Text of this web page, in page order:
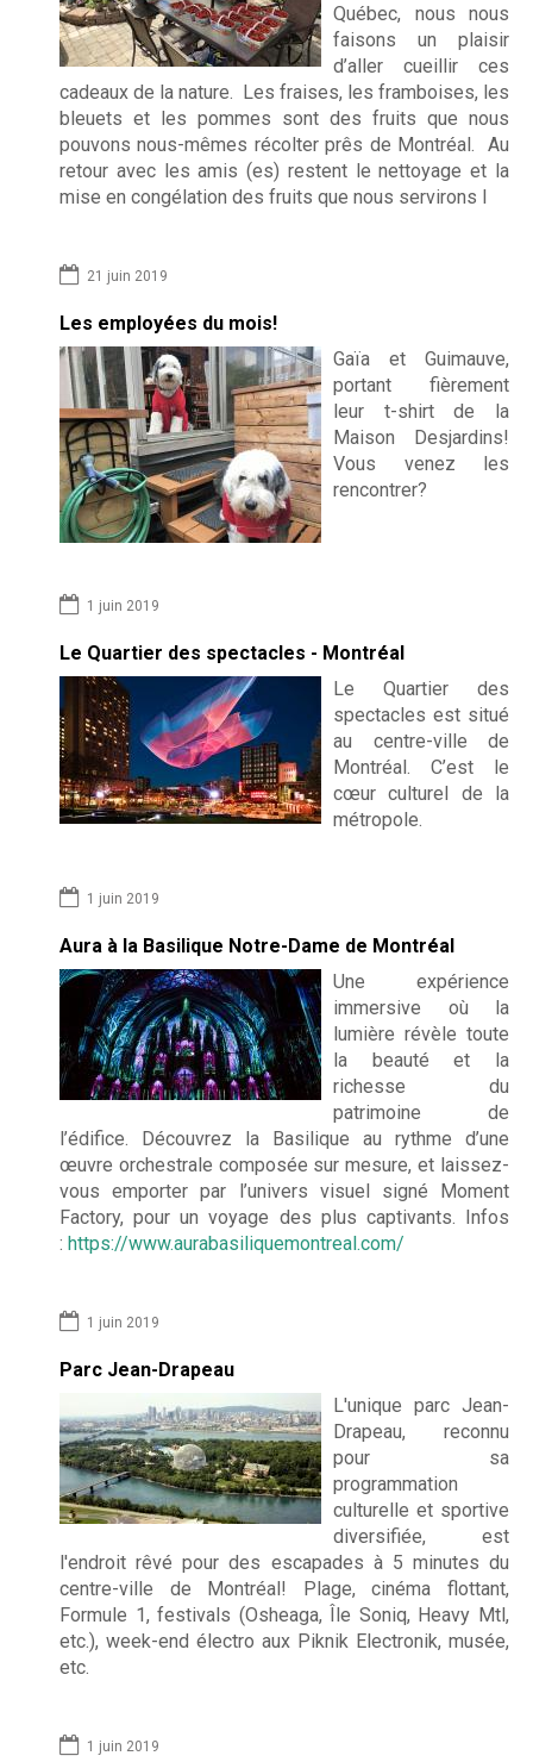
Québec, nous nous
faisons un plaisir
d’aller cueillir ces
cadeaux de la nature. Les fraises, les framboises, les
bleuets et les pommes sont des fruits que nous
pouvons nous-mêmes récolter prês de Montréal. Au
retour avec les amis (es) restent le nettoyage et la
mise en congélation des fruits que nous servirons l
21 juin 2019
Les employées du mois!
Gaïa et Guimauve,
portant fièrement
leur t-shirt de la
Maison Desjardins!
Vous venez les
rencontrer?
1 juin 2019
Le Quartier des spectacles - Montréal
Le Quartier des
spectacles est situé
au centre-ville de
Montréal. C’est le
cœur culturel de la
métropole.
1 juin 2019
Aura à la Basilique Notre-Dame de Montréal
Une expérience
immersive où la
lumière révèle toute
la beauté et la
richesse du
patrimoine de
l’édifice. Découvrez la Basilique au rythme d’une
œuvre orchestrale composée sur mesure, et laissez-
vous emporter par l’univers visuel signé Moment
Factory, pour un voyage des plus captivants. Infos
: https://www.aurabasiliquemontreal.com/
1 juin 2019
Parc Jean-Drapeau
L'unique parc Jean-
Drapeau, reconnu
pour sa
programmation
culturelle et sportive
diversifiée, est
l'endroit rêvé pour des escapades à 5 minutes du
centre-ville de Montréal! Plage, cinéma flottant,
Formule 1, festivals (Osheaga, Île Soniq, Heavy Mtl,
etc.), week-end électro aux Piknik Electronik, musée,
etc.
1 juin 2019